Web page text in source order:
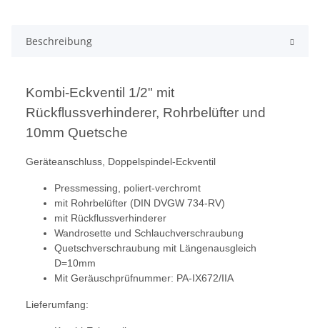
Beschreibung
Kombi-Eckventil 1/2" mit
Rückflussverhinderer, Rohrbelüfter und
10mm Quetsche
Geräteanschluss, Doppelspindel-Eckventil
Pressmessing, poliert-verchromt
mit Rohrbelüfter (DIN DVGW 734-RV)
mit Rückflussverhinderer
Wandrosette und Schlauchverschraubung
Quetschverschraubung mit Längenausgleich
D=10mm
Mit Geräuschprüfnummer: PA-IX672/IIA
Lieferumfang: